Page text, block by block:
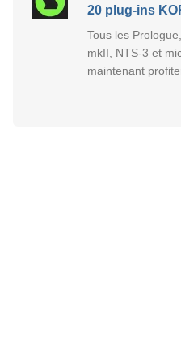
20 plug-ins
Tous les
mkII, NTS-3 et
maintenant